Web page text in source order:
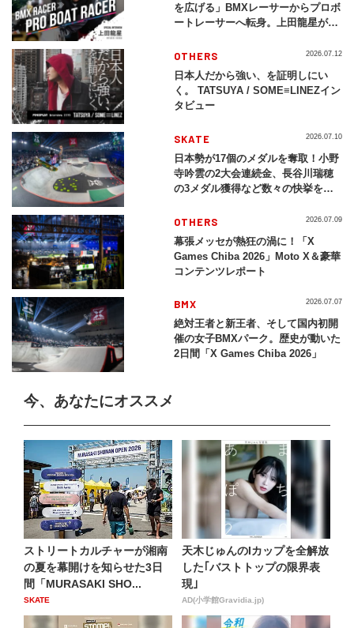
を広げる」BMXレーサーからプロボ
ートレーサーへ転身。上田龍星が体
OTHERS
日本人だから強い、を証明しにい
く。 TATSUYA / SOME≡LINEZイン
タビュー
2026.07.12
SKATE
日本勢が17個のメダルを奪取！小野
寺吟雲の2大会連続金、長谷川瑞穂
の3メダル獲得など数々の快挙をプ
2026」
2026.07.10
OTHERS
幕張メッセが熱狂の渦に！「X
Games Chiba 2026」Moto X＆豪華
コンテンツレポート
2026.07.09
BMX
絶対王者と新王者、そして国内初開
催の女子BMXパーク。歴史が動いた
2日間「X Games Chiba 2026」
2026.07.07
今、あなたにオススメ
ストリートカルチャーが湘南
の夏を幕開けを知らせた3日
間「MURASAKI SHO...
SKATE
天木じゅんのIカップを全解放
した｢バストトップの限界表
現｣
AD(小学館Gravidia.jp)